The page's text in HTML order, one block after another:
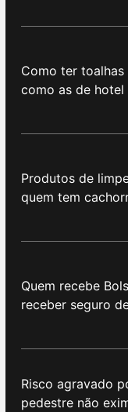
Como ter
como as de hotel
Produtos de
quem tem
Quem recebe
receber seguro
Risco agravado
pedestre não